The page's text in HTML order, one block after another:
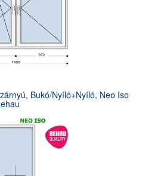
Bukó/Nyíló+Nyíló, Neo Iso